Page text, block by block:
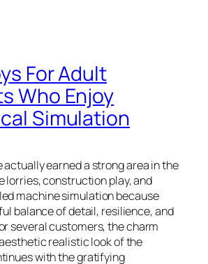
For Adult
Who Enjoy
Simulation
actually earned a strong area in the
lorries, construction play, and
machine simulation because
balance of detail, resilience, and
several customers, the charm
realistic look of the
with the gratifying